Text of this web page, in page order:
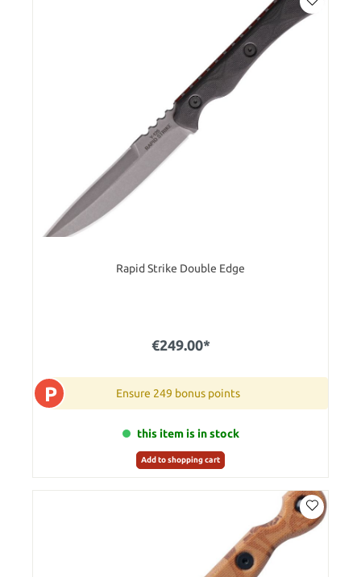
Rapid Strike Double Edge
€249.00*
P Ensure 249 bonus points
this item is in stock
Add to shopping cart